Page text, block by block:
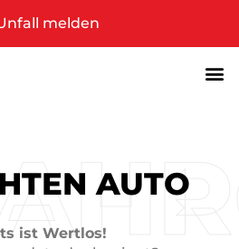
melden
AUTO
ist Wertlos!